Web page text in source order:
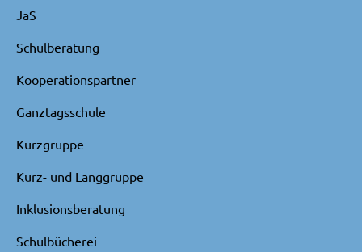
JaS
Schulberatung
Kooperationspartner
Ganztagsschule
Kurzgruppe
Kurz- und Langgruppe
Inklusionsberatung
Schulbücherei